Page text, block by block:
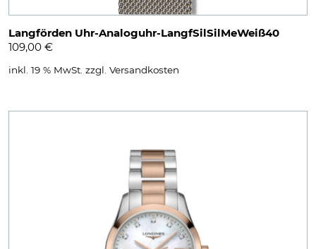
Langförden Uhr-Analoguhr-LangfSilSilMeWeiß40
109,00 €
inkl. 19 % MwSt. zzgl. Versandkosten